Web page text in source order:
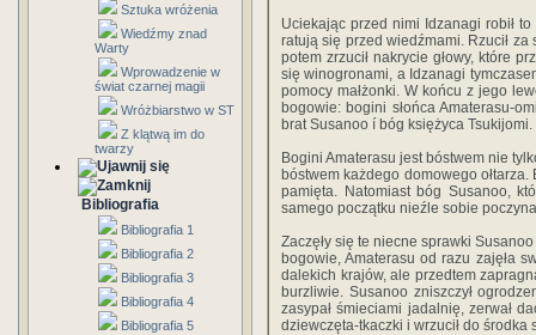
Sztuka wróżenia
Wiedźmy znad
Warty
Wprowadzenie w
świat czarnej magii
Wróżbiarstwo w ST
Z klątwą im do
twarzy
Bibliografia
Bibliografia 1
Bibliografia 2
Bibliografia 3
Bibliografia 4
Bibliografia 5
Uciekając przed nimi Idzanagi robił
ratują się przed wiedźmami. Rzucił
potem zrzucił nakrycie głowy, które
się winogronami, a Idzanagi
pomocy małżonki. W końcu z jego
bogowie: bogini słońca Amaterasu-
brat Susanoo í bóg księżyca Tsukijomi.
Bogini Amaterasu jest bóstwem nie
bóstwem każdego domowego
pamięta. Natomiast bóg Susanoo,
samego początku nieźle sobie
Zaczęły się te niecne sprawki
bogowie, Amaterasu od razu zajęła
dalekich krajów, ale przedtem
burzliwie. Susanoo zniszczył
zasypał śmieciami jadalnię, zerwał
dziewczęta-tkaczki i wrzucił do środka